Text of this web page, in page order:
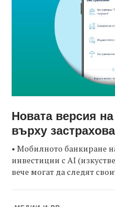
Новата версия
върху
• Мобилното банкиране
инвестиции с AI
вече могат да следят